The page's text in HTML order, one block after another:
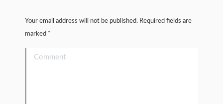
Your email address will not be published. Required fields are
marked *
Comment